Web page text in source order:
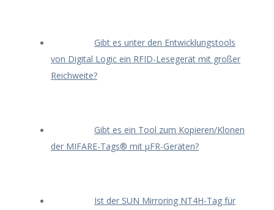
Gibt es unter den Entwicklungstools
von Digital Logic ein RFID-Lesegerät mit großer
Reichweite?
Gibt es ein Tool zum Kopieren/Klonen
der MIFARE-Tags® mit μFR-Geräten?
Ist der SUN Mirroring NT4H-Tag für